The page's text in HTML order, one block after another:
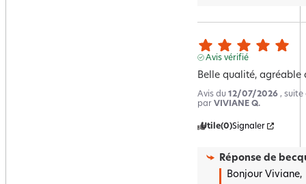
Avis vérifié
Belle qualité, agréable
Avis du 12/07/2026 , suite
par VIVIANE Q.
Utile(0)Signaler
Réponse de
Bonjour Viviane,